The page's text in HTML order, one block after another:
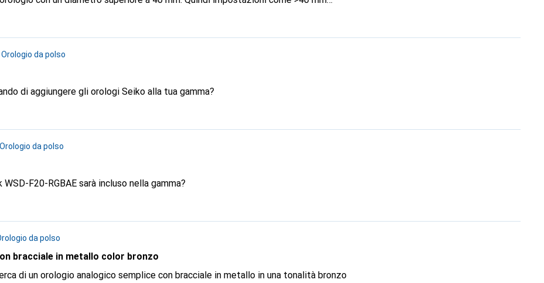
Orologio da polso
pensando di aggiungere gli orologi Seiko alla tua gamma?
Orologio da polso
F20-RGBAE sarà incluso nella gamma?
da polso
bracciale in metallo color bronzo
di un orologio analogico semplice con bracciale in metallo in una tonalità bronzo